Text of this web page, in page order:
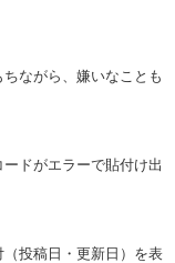
ながら、嫌いなことも
ドがエラーで貼付け出
投稿日・更新日）を表